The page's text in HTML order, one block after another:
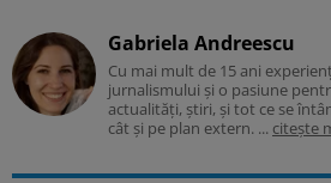
Gabriela Andreescu
Cu mai mult de 15 ani
jurnalismului și o pasiune
actualități, știri, și tot ce se
cât și pe plan extern. ... citește